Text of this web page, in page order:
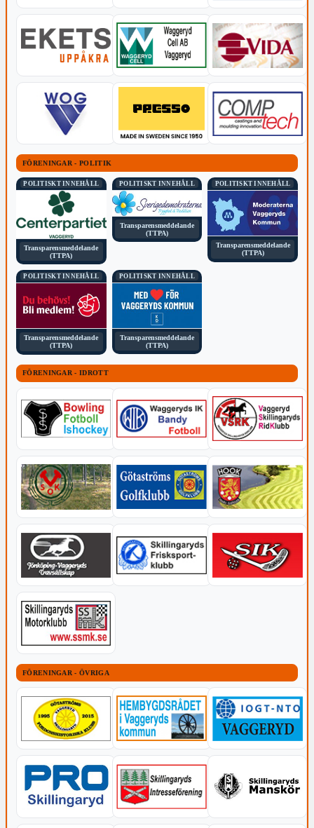
FÖRENINGAR - POLITIK
POLITISKT INNEHÅLL
Transparensmeddelande
(TTPA)
POLITISKT INNEHÅLL
Transparensmeddelande
(TTPA)
POLITISKT INNEHÅLL
Transparensmeddelande
(TTPA)
POLITISKT INNEHÅLL
Transparensmeddelande
(TTPA)
POLITISKT INNEHÅLL
Transparensmeddelande
(TTPA)
FÖRENINGAR - IDROTT
FÖRENINGAR - ÖVRIGA